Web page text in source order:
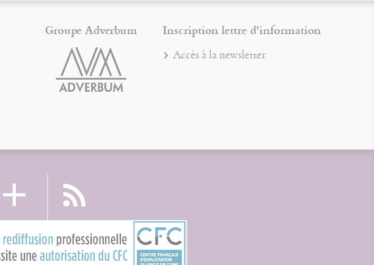
Groupe Adverbum Inscription lettre d'information
Accès à la newsletter